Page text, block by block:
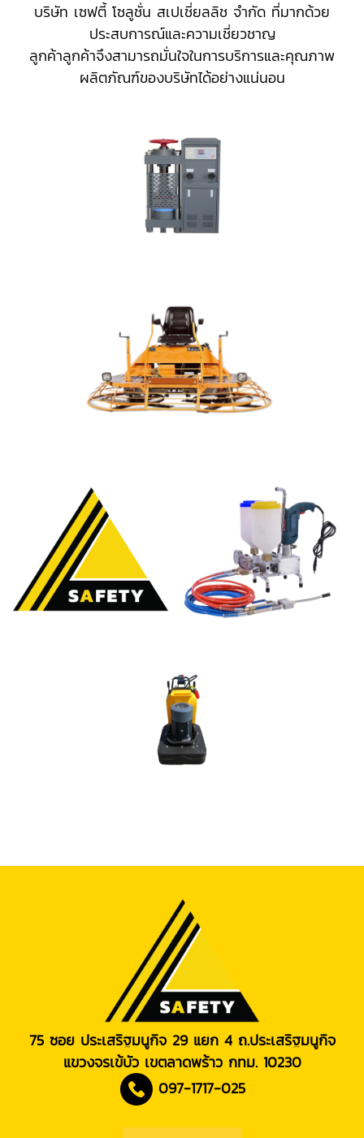
บริษัท เซฟตี้ โซลูชั่น สเปเชี่ยลลิช จำกัด ที่มากด้วย
ประสบการณ์และความเชี่ยวชาญ
ลูกค้าลูกค้าจึงสามารถมั่นใจในการบริการและคุณภาพ
ผลิตภัณฑ์ของบริษัทได้อย่างแน่นอน
75 ซอย ประเสริฐมนูกิจ 29 แยก 4 ถ.ประเสริฐมนูกิจ
แขวงจรเข้บัว เขตลาดพร้าว กทม. 10230
097-1717-025